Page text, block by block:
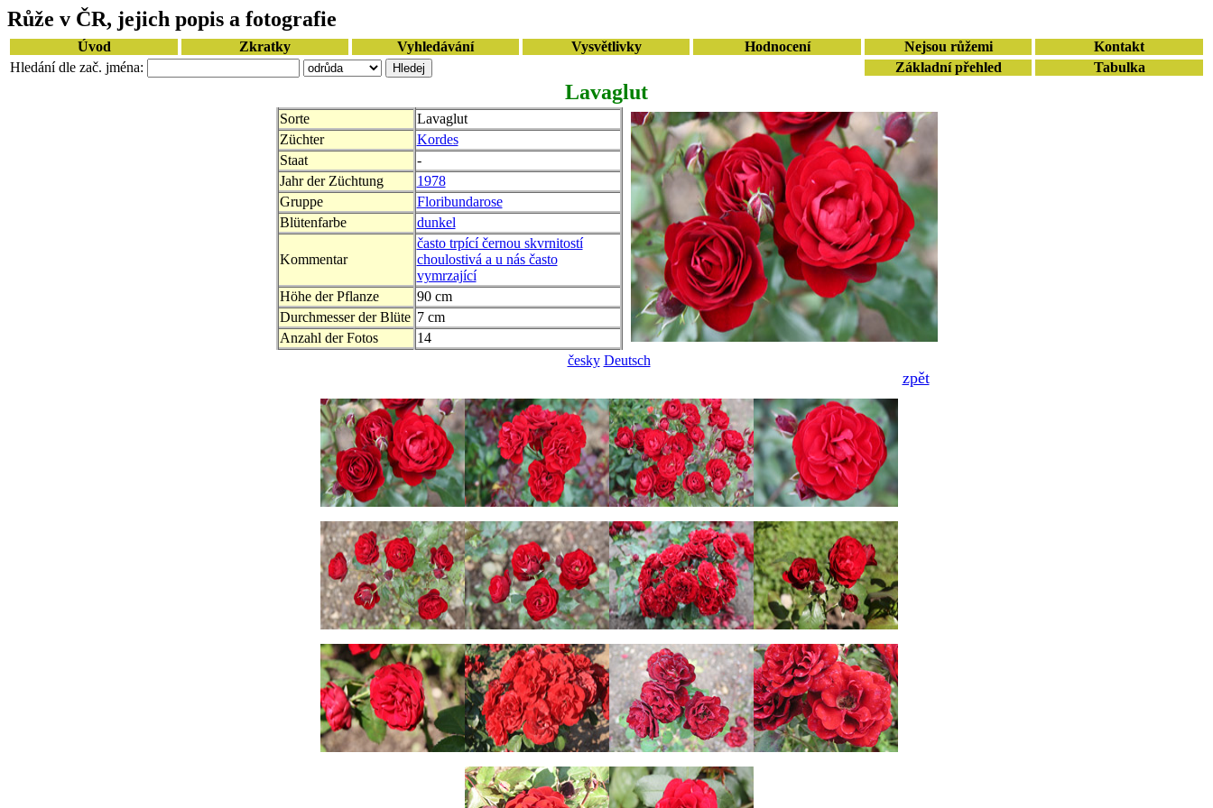
Růže v ČR, jejich popis a fotografie
Úvod Zkratky Vyhledávání Vysvětlivky Hodnocení Nejsou růžemi
Kontakt
Hledání dle zač. jména:
Základní přehled Tabulka
Lavaglut
Sorte
Lavaglut
Züchter
Kordes
Staat
-
Jahr der Züchtung
1978
Gruppe
Floribundarose
Blütenfarbe
dunkel
Kommentar
často trpící černou skvrnitostí
choulostivá a u nás často
vymrzající
Höhe der Pflanze
90 cm
Durchmesser der Blüte 7 cm
Anzahl der Fotos
14
česky Deutsch
zpět